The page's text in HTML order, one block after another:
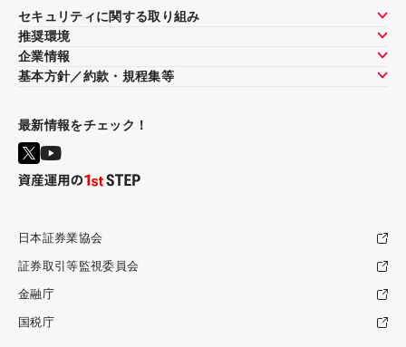
セキュリティに関する取り組み
推奨環境
企業情報
基本方針／約款・規程集等
最新情報をチェック！
日本証券業協会
証券取引等監視委員会
金融庁
国税庁